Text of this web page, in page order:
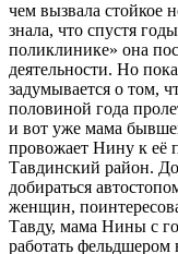
чем вызвала стойкое
знала, что спустя
поликлинике» она
деятельности. Но
задумывается о том,
половиной года
и вот уже мама
провожает Нину к её
Тавдинский район.
добираться
женщин,
Тавду, мама Нины с
работать фельдшером